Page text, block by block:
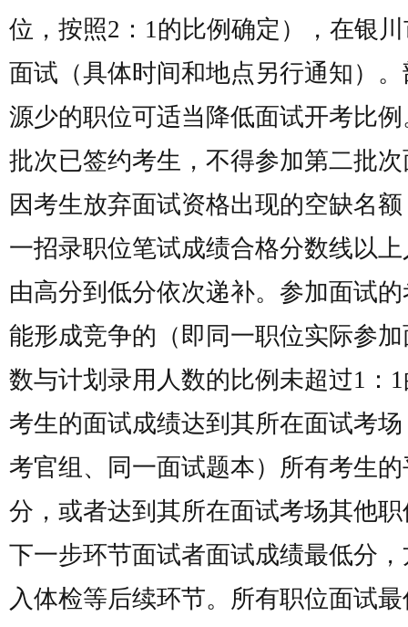
位，按照2：1的比例确定），在银
面试（具体时间和地点另行通知）
源少的职位可适当降低面试开考比
批次已签约考生，不得参加第二批
因考生放弃面试资格出现的空缺名
一招录职位笔试成绩合格分数线以
由高分到低分依次递补。参加面试
能形成竞争的（即同一职位实际参
数与计划录用人数的比例未超过1：
考生的面试成绩达到其所在面试考
考官组、同一面试题本）所有考生
分，或者达到其所在面试考场其他
下一步环节面试者面试成绩最低分
入体检等后续环节。所有职位面试